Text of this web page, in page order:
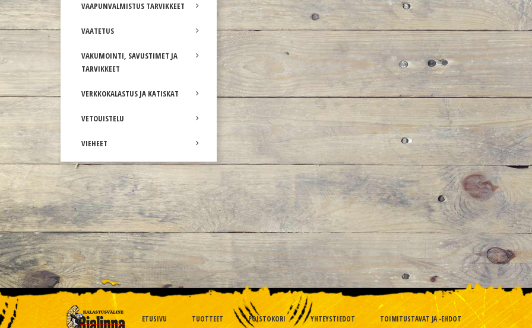
VAAPUNVALMISTUS TARVIKKEET
VAATETUS
VAKUMOINTI, SAVUSTIMET JA
TARVIKKEET
VERKKOKALASTUS JA KATISKAT
VETOUISTELU
VIEHEET
ETUSIVU TUOTTEET POISTOKORI YHTEYSTIEDOT TOIMITUSTAVAT JA -EHDOT